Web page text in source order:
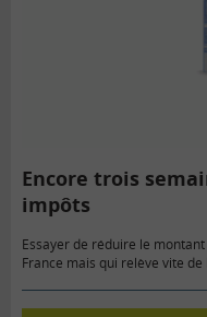
Encore trois
impôts
Essayer de réduire le
France mais qui relève vite